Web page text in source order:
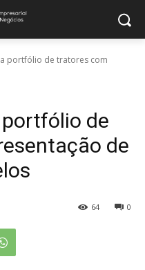
portfólio de tratores com
de
de
0
64